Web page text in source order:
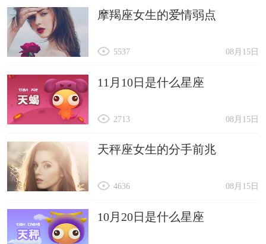
摩羯座女生的爱情弱点
08月15日
5537
11月10日是什么星座
08月15日
2713
天秤座女生的分手前兆
08月15日
4636
10月20日是什么星座